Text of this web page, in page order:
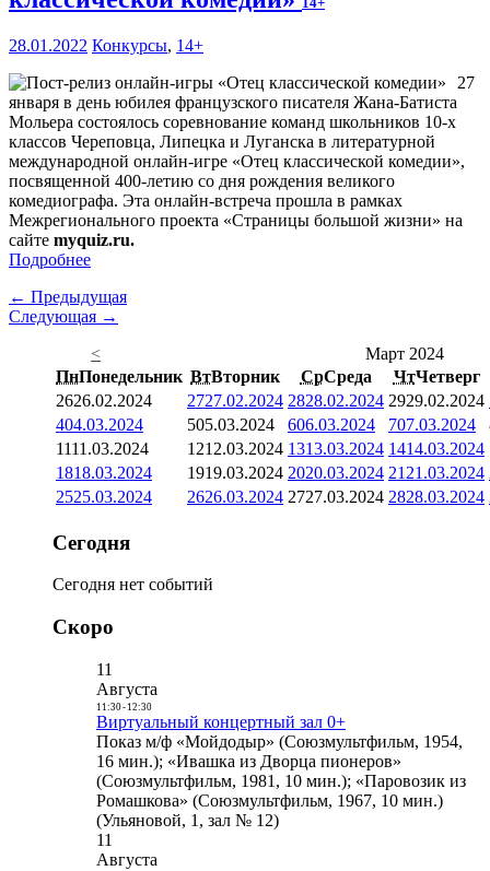
28.01.2022 Конкурсы, 14+
27
января в день юбилея французского писателя Жана-Батиста
Мольера состоялось соревнование команд школьников 10-х
классов Череповца, Липецка и Луганска в литературной
международной онлайн-игре «Отец классической комедии»,
посвященной 400-летию со дня рождения великого
комедиографа. Эта онлайн-встреча прошла в рамках
Межрегионального проекта «Страницы большой жизни» на
сайте myquiz.ru.
Подробнее
← Предыдущая
Следующая →
<
Март 2024
ПнПонедельник ВтВторник СрСреда ЧтЧетверг
2626.02.2024 2727.02.2024 2828.02.2024 2929.02.2024
404.03.2024 505.03.2024 606.03.2024 707.03.2024
1111.03.2024 1212.03.2024 1313.03.2024 1414.03.2024
1818.03.2024 1919.03.2024 2020.03.2024 21 21.03.2024
2525.03.2024 2626.03.2024 2727.03.2024 2828.03.2024
Сегодня
Сегодня нет событий
Скоро
11
Августа
11:30- 12:30
Виртуальный концертный зал 0+
Показ м/ф «Мойдодыр» (Союзмультфильм, 1954,
16 мин.); «Ивашка из Дворца пионеров»
(Союзмультфильм, 1981, 10 мин.); «Паровозик из
Ромашкова» (Союзмультфильм, 1967, 10 мин.)
(Ульяновой, 1, зал № 12)
11
Августа